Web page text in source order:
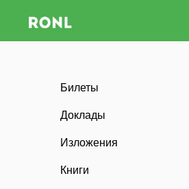
Билеты
Доклады
Изложения
Книги